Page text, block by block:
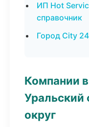
ИП Hot
справочник
Город City
Компании
округ